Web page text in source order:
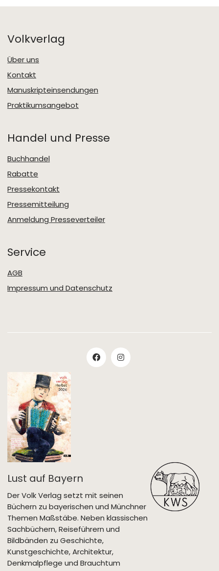
Volkverlag
Über uns
Kontakt
Manuskripteinsendungen
Praktikumsangebot
Handel und Presse
Buchhandel
Rabatte
Pressekontakt
Pressemitteilung
Anmeldung Presseverteiler
Service
AGB
Impressum und Datenschutz
Lust auf Bayern
Der Volk Verlag setzt mit seinen
Büchern zu bayerischen und Münchner
Themen Maßstäbe. Neben klassischen
Sachbüchern, Reiseführern und
Bildbänden zu Geschichte,
Kunstgeschichte, Architektur,
Denkmalpflege und Brauchtum